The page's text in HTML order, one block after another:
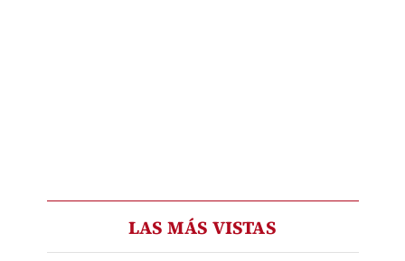
LAS MÁS VISTAS